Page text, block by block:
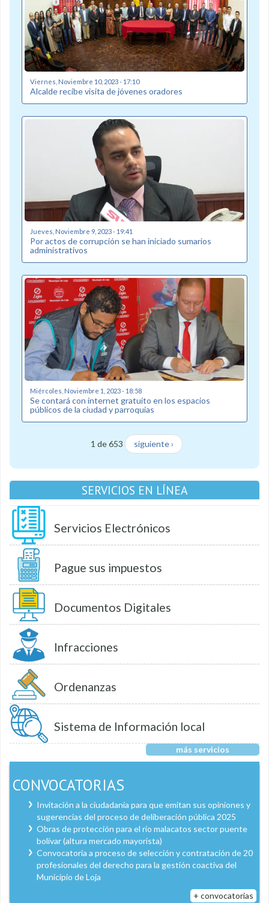
Viernes, Noviembre 10, 2023 - 17:10
Alcalde recibe visita de jóvenes oradores
Jueves, Noviembre 9, 2023 - 19:41
Por actos de corrupción se han iniciado sumarios
administrativos
Miércoles, Noviembre 1, 2023 - 18:58
Se contará con internet gratuito en los espacios
públicos de la ciudad y parroquias
1 de 653 siguiente ›
SERVICIOS EN LÍNEA
Servicios Electrónicos
Pague sus impuestos
Documentos Digitales
Infracciones
Ordenanzas
Sistema de Información local
más servicios
CONVOCATORIAS
Invitación a la ciudadanía para que emitan sus opiniones y
sugerencias del proceso de deliberación pública 2025
Obras de protección para el río malacatos sector puente
bolívar (altura mercado mayorista)
Convocatoria a proceso de selección y contratación de 20
profesionales del derecho para la gestión coactiva del
Municipio de Loja
+ convocatorias